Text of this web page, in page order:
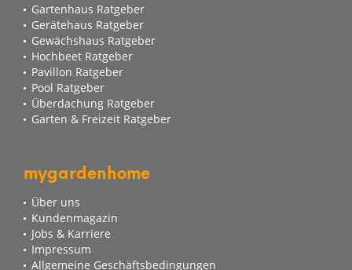
Gartenhaus Ratgeber
Gerätehaus Ratgeber
Gewächshaus Ratgeber
Hochbeet Ratgeber
Pavillon Ratgeber
Pool Ratgeber
Überdachung Ratgeber
Garten & Freizeit Ratgeber
mygardenhome
Über uns
Kundenmagazin
Jobs & Karriere
Impressum
Allgemeine Geschäftsbedingungen